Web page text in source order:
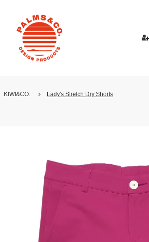
KIWI&CO. Lady's Stretch Dry Shorts